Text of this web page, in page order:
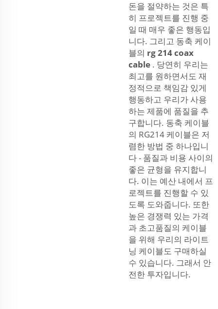
돈을 절약하는 것은 특
히 프로젝트를 진행 중
일 때 매우 좋은 행동입
니다. 그리고 동축 케이
블의 rg 214 coax
cable . 당연히 우리는
최고를 원하면서도 재
정적으로 책임감 있게
행동하고 우리가 사용
하는 제품에 품질을 추
구합니다. 동축 케이블
의 RG214 케이블은 저
렴한 방법 중 하나입니
다 - 품질과 비용 사이의
좋은 균형을 유지합니
다. 이는 예산 내에서 프
로젝트를 진행할 수 있
도록 도와줍니다. 또한
높은 경쟁력 있는 가격
과 초고품질의 케이블
을 위해 우리의 라이트
닝 케이블도 구매하실
수 있습니다. 그래서 안
전한 투자입니다.